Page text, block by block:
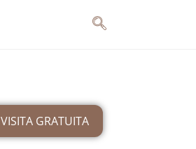
VISITA GRATUITA